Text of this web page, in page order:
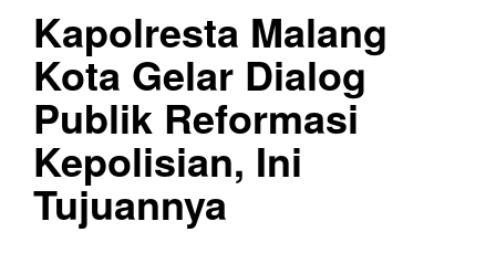
Kapolresta Malang
Kota Gelar Dialog
Publik Reformasi
Kepolisian, Ini
Tujuannya